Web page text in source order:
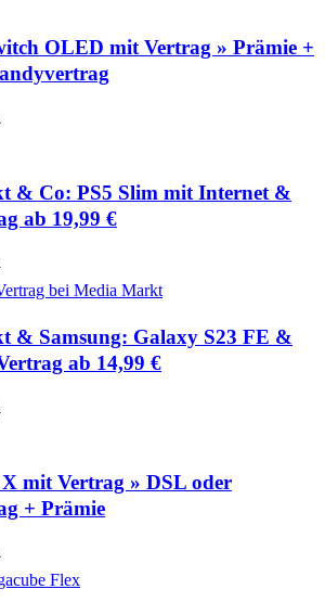
OLED mit Vertrag » Prämie +
& Co: PS5 Slim mit Internet &
ab 19,99 €
& Samsung: Galaxy S23 FE &
ab 14,99 €
mit Vertrag » DSL oder
+ Prämie